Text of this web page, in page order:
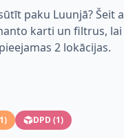
paku Luunjā?
karti un filtrus,
2 lokācijas.
1) DPD(1)